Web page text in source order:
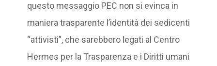
questo messaggio PEC non si evinca in
maniera trasparente l’identità dei sedicenti
“attivisti”, che sarebbero legati al Centro
Hermes per la Trasparenza e i Diritti umani